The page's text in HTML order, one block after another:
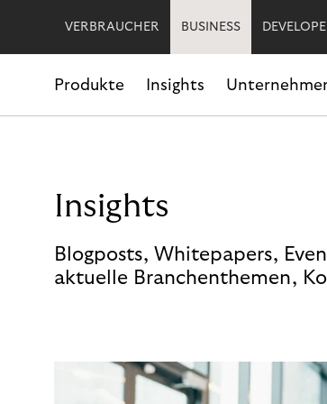
VERBRAUCHER BUSINESS
Produkte Insights
Insights
Blogposts, Whitepapers,
aktuelle Branchenthemen,